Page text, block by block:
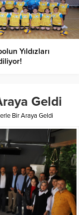
Yıldızları
Geldi
Bir Araya Geldi